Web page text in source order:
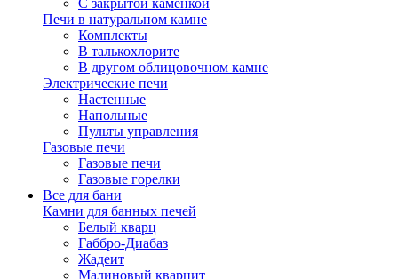
С закрытой каменкой
Печи в натуральном камне
Комплекты
В талькохлорите
В другом облицовочном камне
Электрические печи
Настенные
Напольные
Пульты управления
Газовые печи
Газовые печи
Газовые горелки
Все для бани
Камни для банных печей
Белый кварц
Габбро-Диабаз
Жадеит
Малиновый кварцит